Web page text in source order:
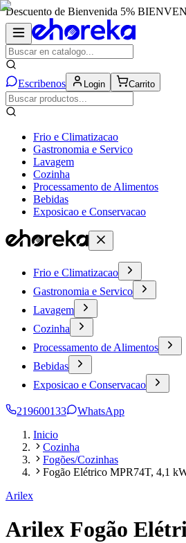
Descuento de Bienvenida 5%
Escribenos Login Carrito
Frio e Climatizacao
Gastronomia e Servico
Lavagem
Cozinha
Processamento de Alimentos
Bebidas
Exposicao e Conservacao
Frio e Climatizacao
Gastronomia e Servico
Lavagem
Cozinha
Processamento de Alimentos
Bebidas
Exposicao e Conservacao
219600133
WhatsApp
Inicio
Cozinha
Fogões/Cozinhas
Fogão Elétrico MPR74T, 4,1
Arilex
Arilex Fogão